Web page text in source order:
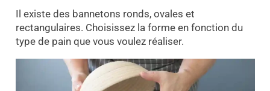
Il existe des bannetons ronds, ovales et
rectangulaires. Choisissez la forme en fonction du
type de pain que vous voulez réaliser.